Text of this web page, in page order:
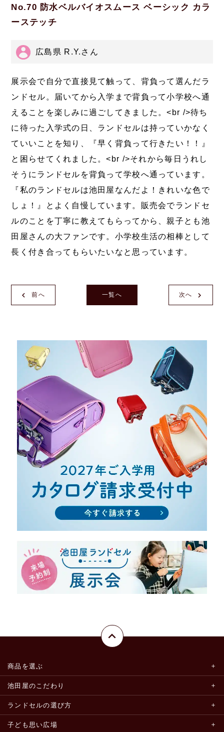
No.70 防水ベルバイオスムース ベーシック カラ
ーステッチ
広島県 R.Y.さん
展示会で自分で直接見て触って、背負って選んだラ
ンドセル。届いてから入学まで背負って小学校へ通
えることを楽しみに過ごしてきました。<br />待ち
に待った入学式の日、ランドセルは持っていかなく
ていいことを知り、『早く背負って行きたい！！』
と困らせてくれました。<br />それから毎日うれし
そうにランドセルを背負って学校へ通っています。
『私のランドセルは池田屋なんだよ！きれいな色で
しょ！』とよく自慢しています。販売会でランドセ
ルのことを丁寧に教えてもらってから、親子とも池
田屋さんの大ファンです。小学校生活の相棒として
長く付き合ってもらいたいなと思っています。
前へ 次へ
一覧へ
商品を選ぶ
池田屋のこだわり
ランドセルの選び方
子ども思い広場